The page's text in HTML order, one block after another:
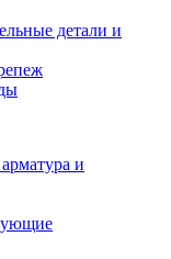
детали и
и